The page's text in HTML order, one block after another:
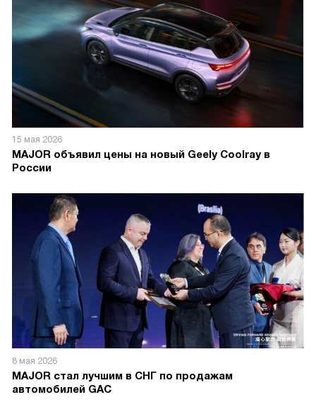
15 мая 2026
MAJOR объявил цены на новый Geely Coolray в
России
8 мая 2026
MAJOR стал лучшим в СНГ по продажам
автомобилей GAC